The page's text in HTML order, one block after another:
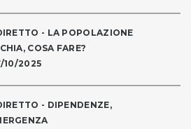
- LA POPOLAZIONE
COSA FARE?
10/2025
- DIPENDENZE,